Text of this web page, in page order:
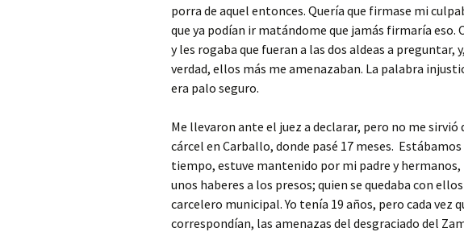
porra de aquel entonces. Quería que firmase mi
que ya podían ir matándome que jamás firmaría eso.
y les rogaba que fueran a las dos aldeas a preguntar,
verdad, ellos más me amenazaban. La palabra
era palo seguro.
Me llevaron ante el juez a declarar, pero no me sirvió
cárcel en Carballo, donde pasé 17 meses.
tiempo, estuve mantenido por mi padre y hermanos,
unos haberes a los presos; quien se quedaba con
carcelero municipal. Yo tenía 19 años, pero cada vez
correspondían, las amenazas del desgraciado del